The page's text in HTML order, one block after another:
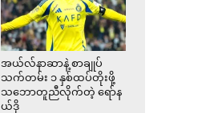
အယ်လ်နာဆာနဲ့ စာချုပ်
သက်တမ်း ၁ နှစ်ထပ်တိုးဖို့
သဘောတူညီလိုက်တဲ့ ရော်န
ယ်ဒို